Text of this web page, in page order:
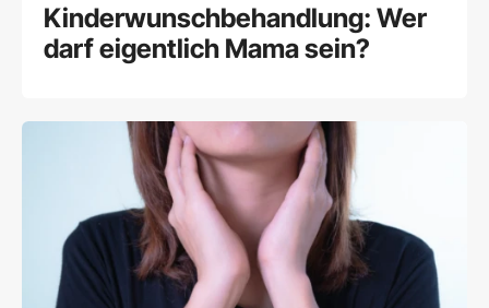
Kinderwunschbehandlung: Wer
darf eigentlich Mama sein?